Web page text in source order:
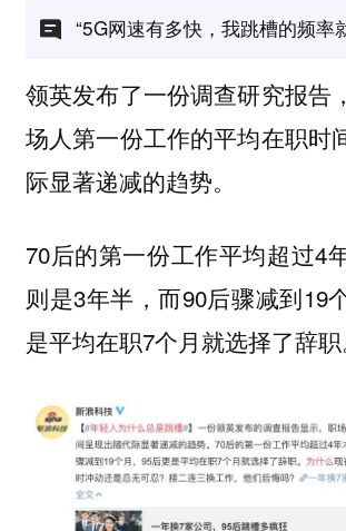
“5G网速有多快，我跳槽的频率
领英发布了一份调查研究报告
场人第一份工作的平均在职时
际显著递减的趋势。
70后的第一份工作平均超过4
则是3年半，而90后骤减到19
是平均在职7个月就选择了辞职